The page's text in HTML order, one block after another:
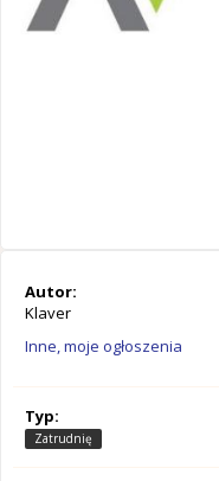
Autor:
Klaver
Inne, moje ogłoszenia
Typ:
Zatrudnię